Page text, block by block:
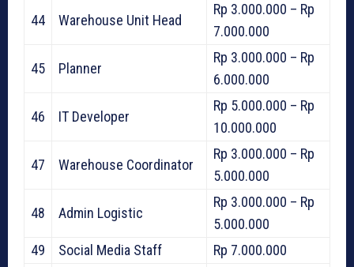
44 Warehouse Unit Head
Rp 3.000.000 – Rp
7.000.000
45 Planner
Rp 3.000.000 – Rp
6.000.000
46 IT Developer
Rp 5.000.000 – Rp
10.000.000
47 Warehouse Coordinator
Rp 3.000.000 – Rp
5.000.000
48 Admin Logistic
Rp 3.000.000 – Rp
5.000.000
49
Social Media Staff
Rp 7.000.000